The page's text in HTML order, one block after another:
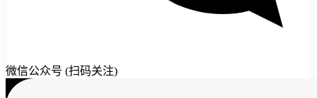
微信公众号 (扫码关注)